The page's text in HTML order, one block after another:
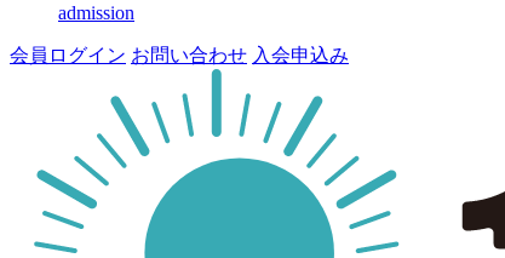
admission
会員ログイン お問い合わせ 入会申込み